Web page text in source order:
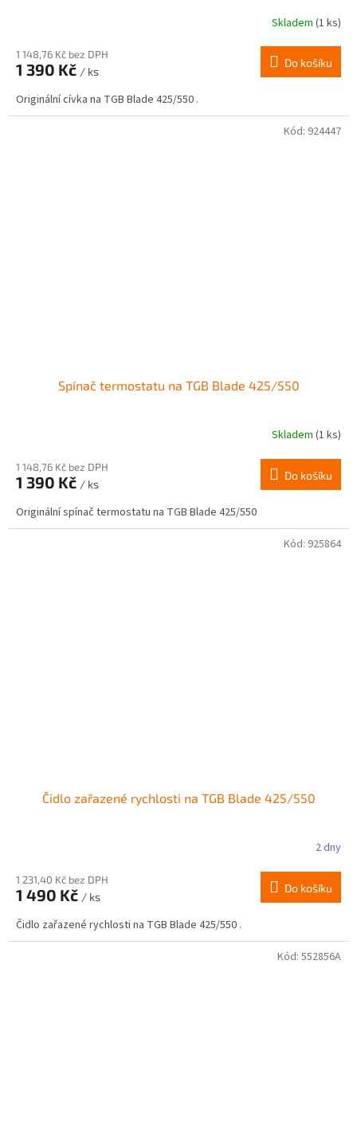
Skladem (1 ks)
1 148,76 Kč bez DPH
1 390 Kč / ks
Do košíku
Originální cívka na TGB Blade 425/550 .
Spínač termostatu na TGB Blade 425/550
Skladem (1 ks)
1 148,76 Kč bez DPH
1 390 Kč / ks
Do košíku
Originální spínač termostatu na TGB Blade 425/550
Kód: 924447
Čidlo zařazené rychlosti na TGB Blade 425/550
2 dny
1 231,40 Kč bez DPH
1 490 Kč / ks
Do košíku
Čidlo zařazené rychlosti na TGB Blade 425/550 .
Kód: 925864
Kód: 552856A